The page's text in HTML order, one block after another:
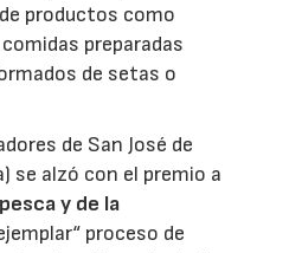
productos como
preparadas
de setas o
de San José de
se alzó con el premio a
y de la
proceso de